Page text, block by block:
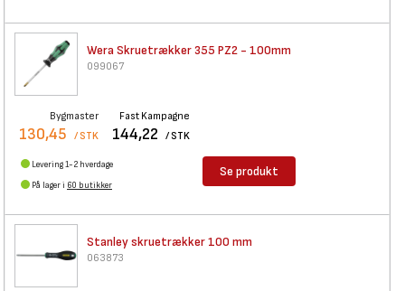
Wera Skruetrækker 355 PZ2 - 100mm
099067
Bygmaster
130,45 / STK
Fast Kampagne
144,22 / STK
Levering 1-2 hverdage
På lager i 60 butikker
Se produkt
Stanley skruetrækker 100 mm
063873